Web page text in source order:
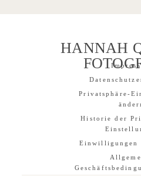
HANNAH
Privatsphäre-
Historie der
Einwilligungen